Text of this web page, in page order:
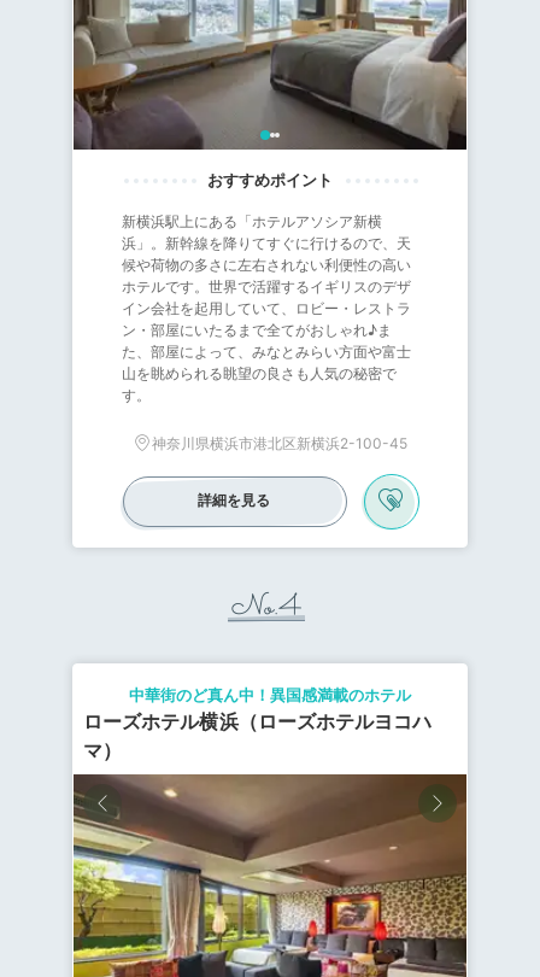
新横浜駅上にある「ホテルアソシア新横
浜」。新幹線を降りてすぐに行けるので、天
候や荷物の多さに左右されない利便性の高い
ホテルです。世界で活躍するイギリスのデザ
イン会社を起用していて、ロビー・レストラ
ン・部屋にいたるまで全てがおしゃれ♪ま
た、部屋によって、みなとみらい方面や富士
山を眺められる眺望の良さも人気の秘密で
す。
神奈川県横浜市港北区新横浜2-100-45
詳細を見る
No.4
ローズホテル横浜（ローズホテルヨコハ
マ）
中華街のど真ん中！異国感満載のホテル